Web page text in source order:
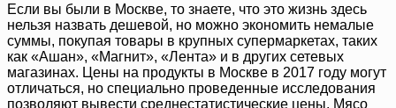
Если вы были в Москве, то знаете, что это жизнь здесь
нельзя назвать дешевой, но можно экономить немалые
суммы, покупая товары в крупных супермаркетах, таких
как «Ашан», «Магнит», «Лента» и в других сетевых
магазинах. Цены на продукты в Москве в 2017 году могут
отличаться, но специально проведенные исследования
позволяют вывести среднестатистические цены. Мясо